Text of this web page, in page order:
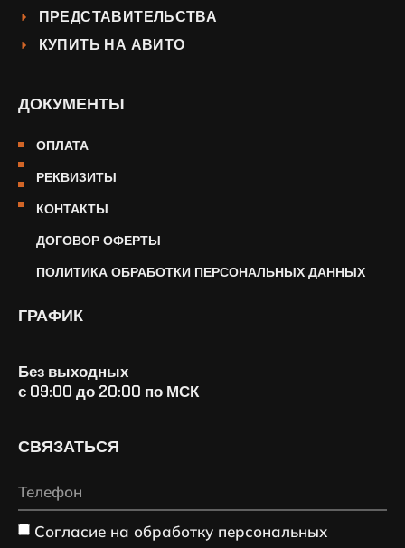
ПРЕДСТАВИТЕЛЬСТВА
КУПИТЬ НА АВИТО
ДОКУМЕНТЫ
ОПЛАТА
РЕКВИЗИТЫ
КОНТАКТЫ
ДОГОВОР ОФЕРТЫ
ПОЛИТИКА ОБРАБОТКИ ПЕРСОНАЛЬНЫХ ДАННЫХ
ГРАФИК
Без выходных
с 09:00 до 20:00 по МСК
СВЯЗАТЬСЯ
Согласие на обработку персональных